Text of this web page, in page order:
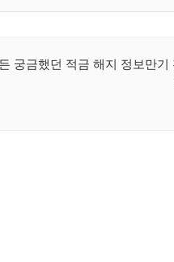
궁금했던 적금 해지 정보만